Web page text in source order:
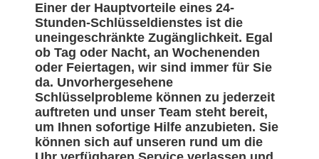
Einer der Hauptvorteile eines 24-
Stunden-Schlüsseldienstes ist die
uneingeschränkte Zugänglichkeit. Egal
ob Tag oder Nacht, an Wochenenden
oder Feiertagen, wir sind immer für Sie
da. Unvorhergesehene
Schlüsselprobleme können zu jederzeit
auftreten und unser Team steht bereit,
um Ihnen sofortige Hilfe anzubieten. Sie
können sich auf unseren rund um die